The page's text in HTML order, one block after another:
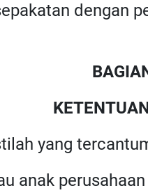
dengan
yang
anak